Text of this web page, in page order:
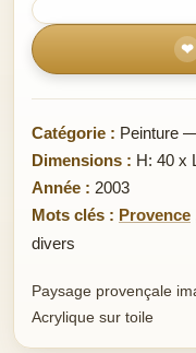
❤
Catégorie : Peinture
Dimensions : H: 40 x
Année : 2003
Mots clés : Provence
divers
Paysage provençale
Acrylique sur toile